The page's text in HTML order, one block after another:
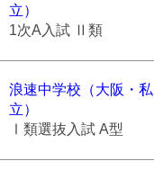
立）
1次A入試 Ⅱ類
浪速中学校（大阪・私
立）
Ⅰ類選抜入試 A型